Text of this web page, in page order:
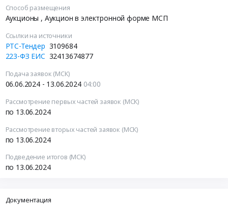
Способ размещения
Аукционы , Аукцион в электронной форме МСП
Ссылки на источники
РТС-Тендер 3109684
223-ФЗ ЕИС 32413674877
Подача заявок (МСК)
06.06.2024 - 13.06.2024 04:00
Рассмотрение первых частей заявок (МСК)
по 13.06.2024
Рассмотрение вторых частей заявок (МСК)
по 13.06.2024
Подведение итогов (МСК)
по 13.06.2024
Документация